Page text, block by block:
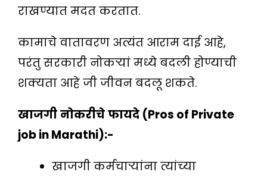
राखण्यात मदत करतात.
कामाचे वातावरण अत्यंत आराम दाई आहे,
परंतु सरकारी नोकऱ्यां मध्ये बदली होण्याची
शक्यता आहे जी जीवन बदलू शकते.
खाजगीनोकरीचेफायदे (Pros of Private
job in Marathi):-
खाजगी कर्मचार्‍यांना त्यांच्या